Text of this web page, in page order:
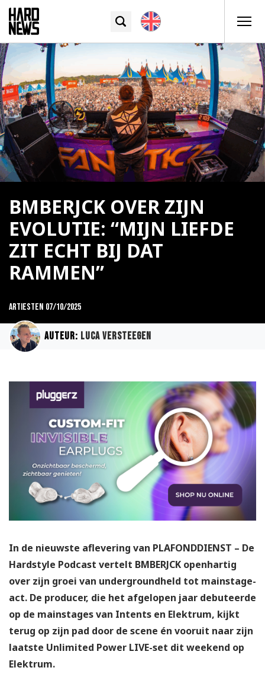
BMBERJCK OVER ZIJN
EVOLUTIE: “MIJN LIEFDE
ZIT ECHT BIJ DAT
RAMMEN”
Artiesten 07/10/2025
Auteur: Luca Versteegen
In de nieuwste aflevering van PLAFONDDIENST – De
Hardstyle Podcast vertelt BMBERJCK openhartig
over zijn groei van undergroundheld tot mainstage-
act. De producer, die het afgelopen jaar debuteerde
op de mainstages van Intents en Elektrum, kijkt
terug op zijn pad door de scene én vooruit naar zijn
laatste Unlimited Power LIVE-set dit weekend op
Elektrum.